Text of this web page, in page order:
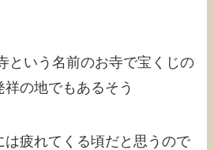
という名前のお寺で宝くじの
祥の地でもあるそう
は疲れてくる頃だと思うので